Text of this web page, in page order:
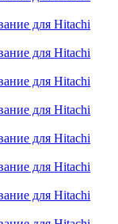
для Hitachi
для Hitachi
для Hitachi
для Hitachi
для Hitachi
для Hitachi
для Hitachi